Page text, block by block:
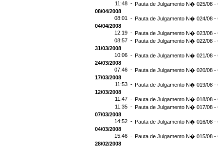
11:48 - Pauta de Julgamento N� 025/08 -
08/04/2008
08:01 - Pauta de Julgamento N� 024/08 -
04/04/2008
12:19 - Pauta de Julgamento N� 023/08 -
08:57 - Pauta de Julgamento N� 022/08 -
31/03/2008
10:06 - Pauta de Julgamento N� 021/08 -
24/03/2008
07:46 - Pauta de Julgamento N� 020/08 -
17/03/2008
11:53 - Pauta de Julgamento N� 019/08 -
12/03/2008
11:47 - Pauta de Julgamento N� 018/08 -
11:35 - Pauta de Julgamento N� 017/08 -
07/03/2008
14:52 - Pauta de Julgamento N� 016/08 -
04/03/2008
15:46 - Pauta de Julgamento N� 015/08 -
28/02/2008